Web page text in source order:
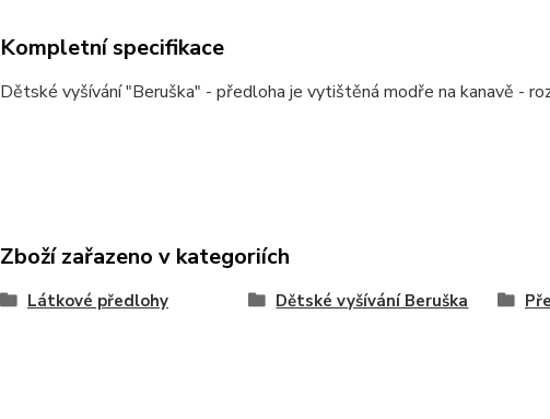
Kompletní specifikace
Dětské vyšívání "Beruška" - předloha je vytištěná modře na kanavě -
Zboží zařazeno v kategoriích
Látkové předlohy Dětské vyšívání Beruška